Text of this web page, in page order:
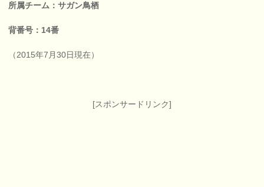
所属チーム：サガン鳥栖
背番号：14番
（2015年7月30日現在）
[スポンサードリンク]